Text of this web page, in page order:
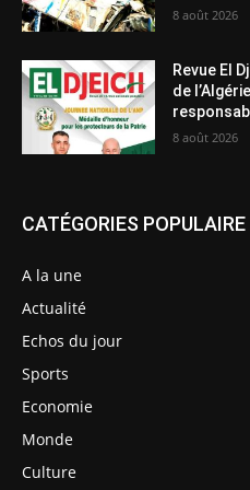
8 août 2026
Revue El
de
8 août 2026
CATÉGORIES POPULAIRE
A la une
Actualité
Echos du jour
Sports
Economie
Monde
Culture